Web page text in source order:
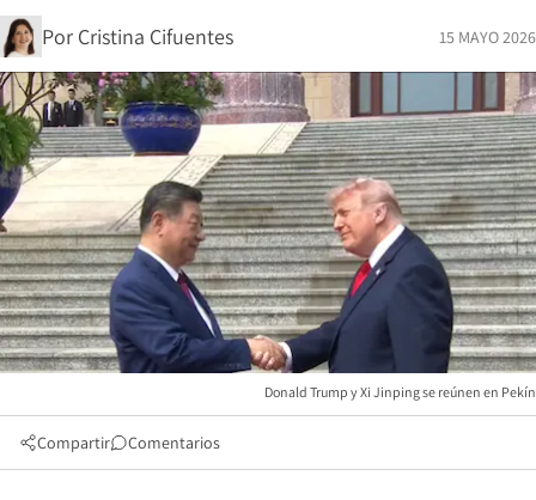
Por Cristina Cifuentes 15 MAYO 2026
Donald Trump y Xi Jinping se reúnen en Pekín
Compartir Comentarios